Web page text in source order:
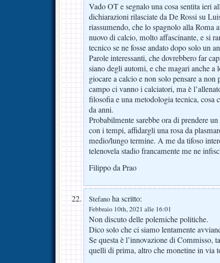
Vado OT e segnalo una cosa sentita ieri
dichiarazioni rilasciate da De Rossi su
riassumendo, che lo spagnolo alla Roma
nuovo di calcio, molto affascinante, e si
tecnico se ne fosse andato dopo solo un
Parole interessanti, che dovrebbero far
siano degli automi, e che magari anche a
giocare a calcio e non solo pensare a non
campo ci vanno i calciatori, ma è
filosofia e una metodologia tecnica, cosa
da anni.
Probabilmente sarebbe ora di prendere
con i tempi, affidargli una rosa da
medio/lungo termine. A me da tifoso
telenovela stadio francamente me ne
Filippo da Prao
Stefano ha scritto:
Febbraio 10th, 2021 alle 16:01
Non discuto delle polemiche politiche.
Dico solo che ci siamo lentamente
Se questa è l’innovazione di Commisso,
quelli di prima, altro che monetine in via